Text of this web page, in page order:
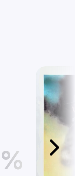
Další